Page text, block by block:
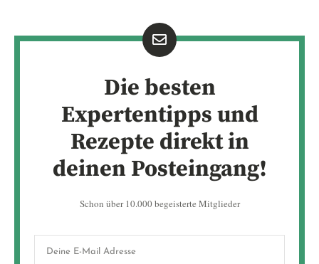
Die besten
Expertentipps und
Rezepte direkt in
deinen Posteingang!
Schon über 10.000 begeisterte Mitglieder